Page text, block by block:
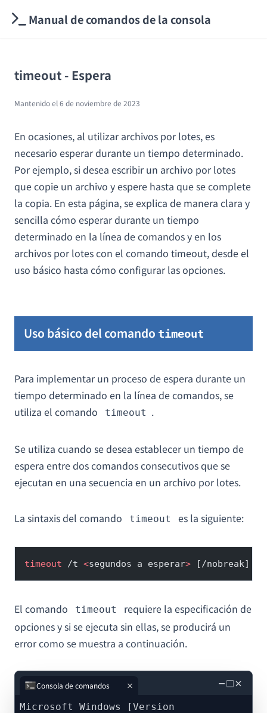
Manual de comandos de la consola
timeout - Espera
Mantenido el6 de noviembre de 2023
En ocasiones, al utilizar archivos por lotes, es
necesario esperar durante un tiempo determinado.
Por ejemplo, si desea escribir un archivo por lotes
que copie un archivo y espere hasta que se complete
la copia. En esta página, se explica de manera clara y
sencilla cómo esperar durante un tiempo
determinado en la línea de comandos y en los
archivos por lotes con el comando timeout, desde el
uso básico hasta cómo configurar las opciones.
Uso básico del comando timeout
Para implementar un proceso de espera durante un
tiempo determinado en la línea de comandos, se
utiliza el comando
timeout .
Se utiliza cuando se desea establecer un tiempo de
espera entre dos comandos consecutivos que se
ejecutan en una secuencia en un archivo por lotes.
La sintaxis del comando timeout es la siguiente:
timeout /t <segundos a esperar> [/nobreak]
El comando timeout
requiere la especificación de
opciones y si se ejecuta sin ellas, se producirá un
error como se muestra a continuación.
－□×
Consola de comandos
Microsoft Windows [Version